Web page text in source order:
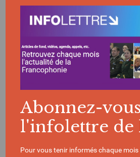
Abonnez-
l'infolettre de
Pour vous tenir informés chaque mois